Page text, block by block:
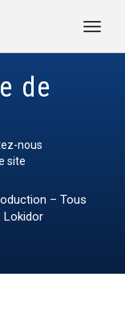
de
nous
site
– Tous
Lokidor